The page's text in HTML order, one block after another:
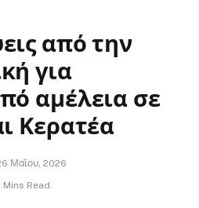
από την
για
αμέλεια σε
Κερατέα
Μαΐου, 2026
Mins Read